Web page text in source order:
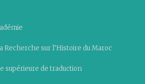
Recherche sur l’Histoire du Maroc
supérieure de traduction